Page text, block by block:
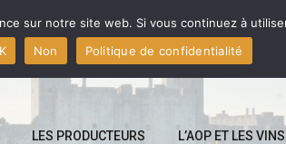
LES PRODUCTEURS L’AOP ET LES VINS
sur notre site web. Si vous continuez à
Non Politique de confidentialité